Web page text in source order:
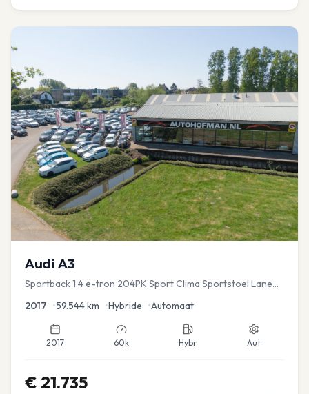
Audi A3
Sportback 1.4 e-tron 204PK Sport Clima Sportstoel Lane
2017 •59.544km •Hybride •Automaat
2017 60k Hybr Aut
€ 21.735